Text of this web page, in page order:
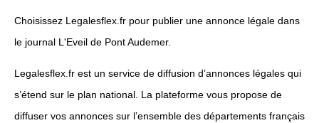
Choisissez Legalesflex.fr pour publier une annonce légale dans
le journal L'Eveil de Pont Audemer.
Legalesflex.fr est un service de diffusion d’annonces légales qui
s’étend sur le plan national. La plateforme vous propose de
diffuser vos annonces sur l’ensemble des départements français